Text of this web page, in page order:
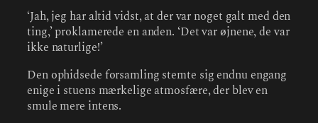
‘Jah, jeg har altid vidst, at der var noget galt med den
ting,’ proklamerede en anden. ‘Det var øjnene, de var
ikke naturlige!’
Den ophidsede forsamling stemte sig endnu engang
enige i stuens mærkelige atmosfære, der blev en
smule mere intens.